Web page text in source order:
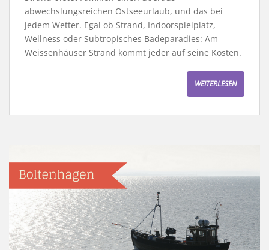
abwechslungsreichen Ostseeurlaub, und das bei
jedem Wetter. Egal ob Strand, Indoorspielplatz,
Wellness oder Subtropisches Badeparadies: Am
Weissenhäuser Strand kommt jeder auf seine Kosten.
WEITERLESEN